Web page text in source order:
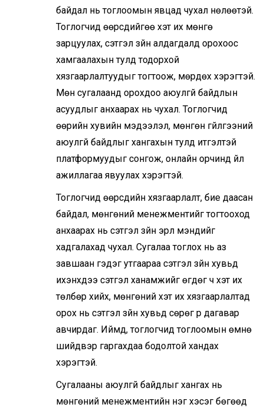
байдал нь тоглоомын явцад чухал нөлөөтэй.
Тоглогчид өөрсдийгөө хэт их мөнгө
зарцуулах, сэтгэл зүйн алдагдалд орохоос
хамгаалахын тулд тодорхой
хязгаарлалтуудыг тогтоож, мөрдөх хэрэгтэй.
Мөн сугалаанд орохдоо аюулгүй байдлын
асуудлыг анхаарах нь чухал. Тоглогчид
өөрийн хувийн мэдээлэл, мөнгөн гүйлгээний
аюулгүй байдлыг хангахын тулд итгэлтэй
платформуудыг сонгож, онлайн орчинд үйл
ажиллагаа явуулах хэрэгтэй.
Тоглогчид өөрсдийн хязгаарлалт, бие даасан
байдал, мөнгөний менежментийг тогтооход
анхаарах нь сэтгэл зүйн эрүүл мэндийг
хадгалахад чухал. Сугалаа тоглох нь аз
завшаан гэдэг утгаараа сэтгэл зүйн хувьд
ихэнхдээ сэтгэл ханамжийг өгдөг ч хэт их
төлбөр хийх, мөнгөний хэт их хязгаарлалтад
орох нь сэтгэл зүйн хувьд сөрөг үр дагавар
авчирдаг. Иймд, тоглогчид тоглоомын өмнө
шийдвэр гаргахдаа бодолтой хандах
хэрэгтэй.
Сугалааны аюулгүй байдлыг хангах нь
мөнгөний менежментийн нэг хэсэг бөгөөд